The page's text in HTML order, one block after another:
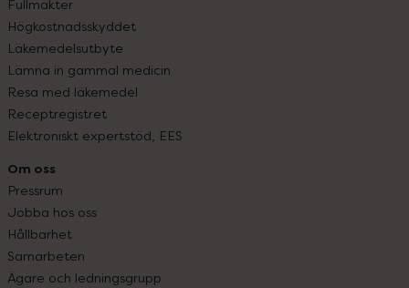
Fullmakter
Högkostnadsskyddet
Läkemedelsutbyte
Lämna in gammal medicin
Resa med läkemedel
Receptregistret
Elektroniskt expertstöd, EES
Om oss
Pressrum
Jobba hos oss
Hållbarhet
Samarbeten
Ägare och ledningsgrupp